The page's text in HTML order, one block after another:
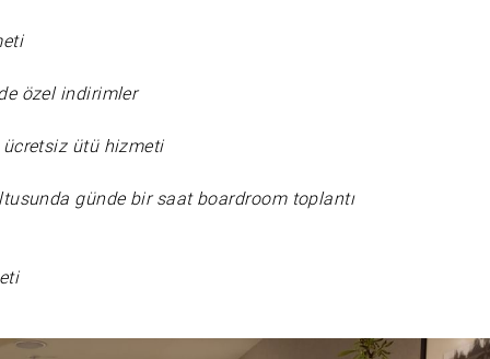
özel indirimler
ütü hizmeti
günde bir saat boardroom toplantı